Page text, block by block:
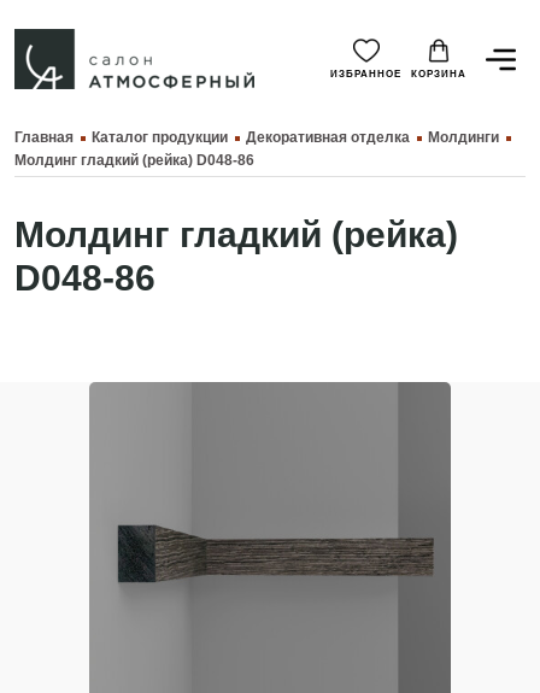
ИЗБРАННОЕ КОРЗИНА
Главная Каталог продукции Декоративная отделка
Молдинги
Молдинг гладкий (рейка) D048-86
Молдинг гладкий (рейка)
D048-86